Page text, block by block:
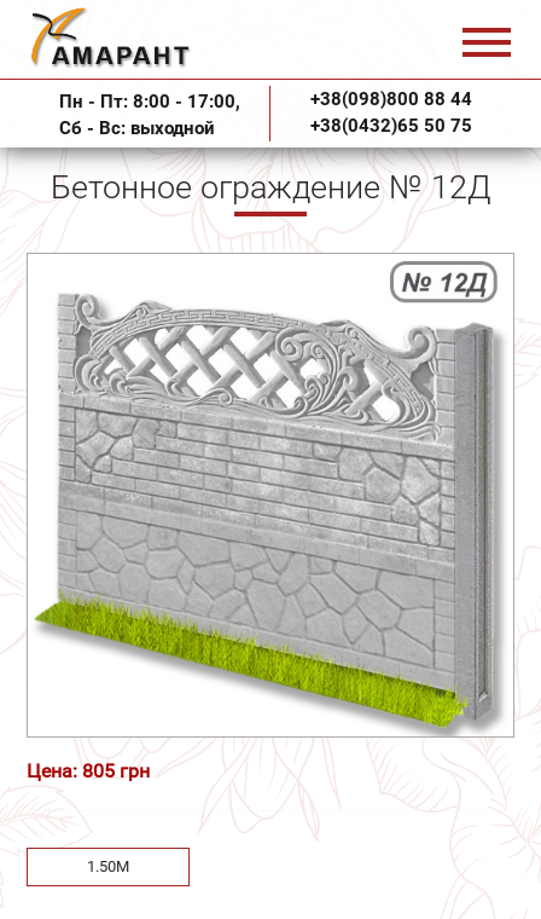
Пн - Пт: 8:00 - 17:00,
Сб - Вс: выходной
+38(098)800 88 44
+38(0432)65 50 75
Бетонное ограждение № 12Д
Цена: 805 грн
1.50М